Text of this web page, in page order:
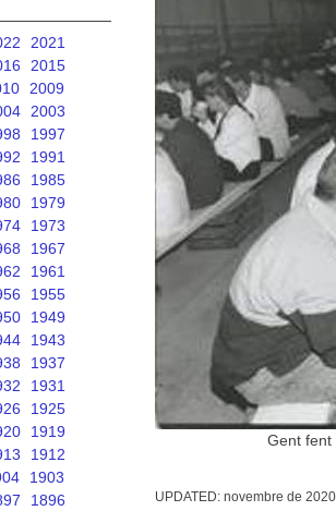
Gent fent
UPDATED: novembre de 2020
2021
2015
2009
2003
1997
1991
1985
1979
1973
1967
1961
1955
1949
1943
1937
1931
1925
1919
1912
1903
1896